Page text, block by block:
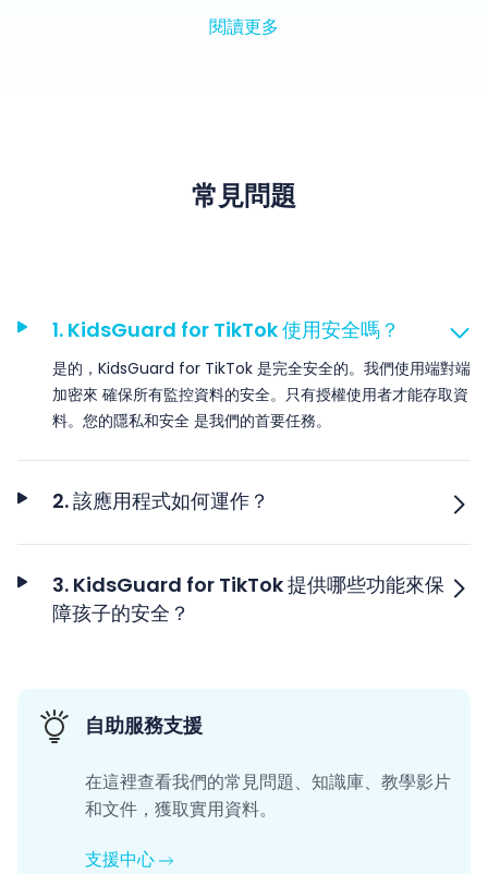
閱讀更多
常見問題
1. KidsGuard for TikTok 使用安全嗎？
是的，KidsGuard for TikTok 是完全安全的。我們使用端對端
加密來 確保所有監控資料的安全。只有授權使用者才能存取資
料。您的隱私和安全 是我們的首要任務。
2. 該應用程式如何運作？
3. KidsGuard for TikTok 提供哪些功能來保
障孩子的安全？
自助服務支援
在這裡查看我們的常見問題、知識庫、教學影片
和文件，獲取實用資料。
支援中心